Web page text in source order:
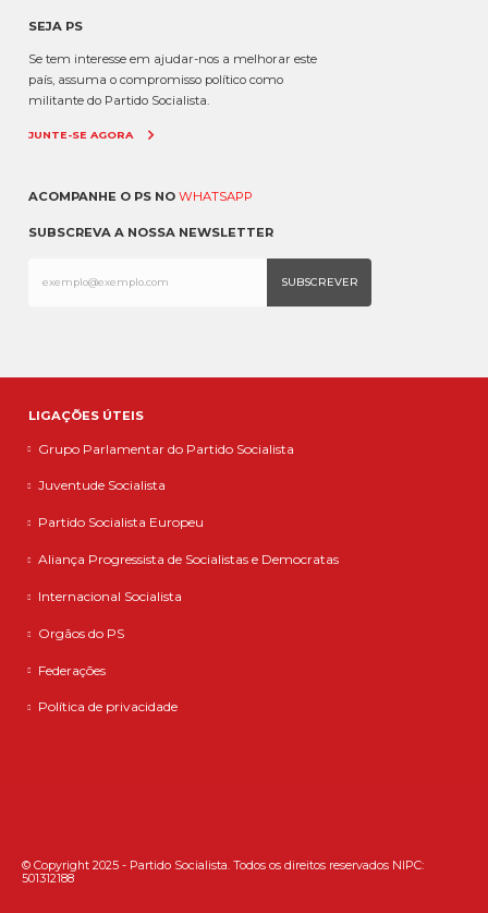
SEJA PS
Se tem interesse em ajudar-nos a melhorar este
país, assuma o compromisso político como
militante do Partido Socialista.
JUNTE-SE AGORA
ACOMPANHE O PS NO WHATSAPP
SUBSCREVA A NOSSA NEWSLETTER
LIGAÇÕES ÚTEIS
Grupo Parlamentar do Partido Socialista
Juventude Socialista
Partido Socialista Europeu
Aliança Progressista de Socialistas e Democratas
Internacional Socialista
Orgãos do PS
Federações
Política de privacidade
© Copyright 2025 - Partido Socialista. Todos os direitos reservados NIPC:
501312188